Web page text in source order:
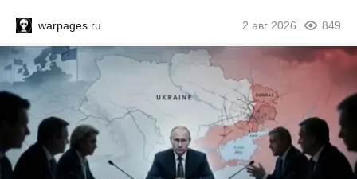
warpages.ru 2 авг 2026 849